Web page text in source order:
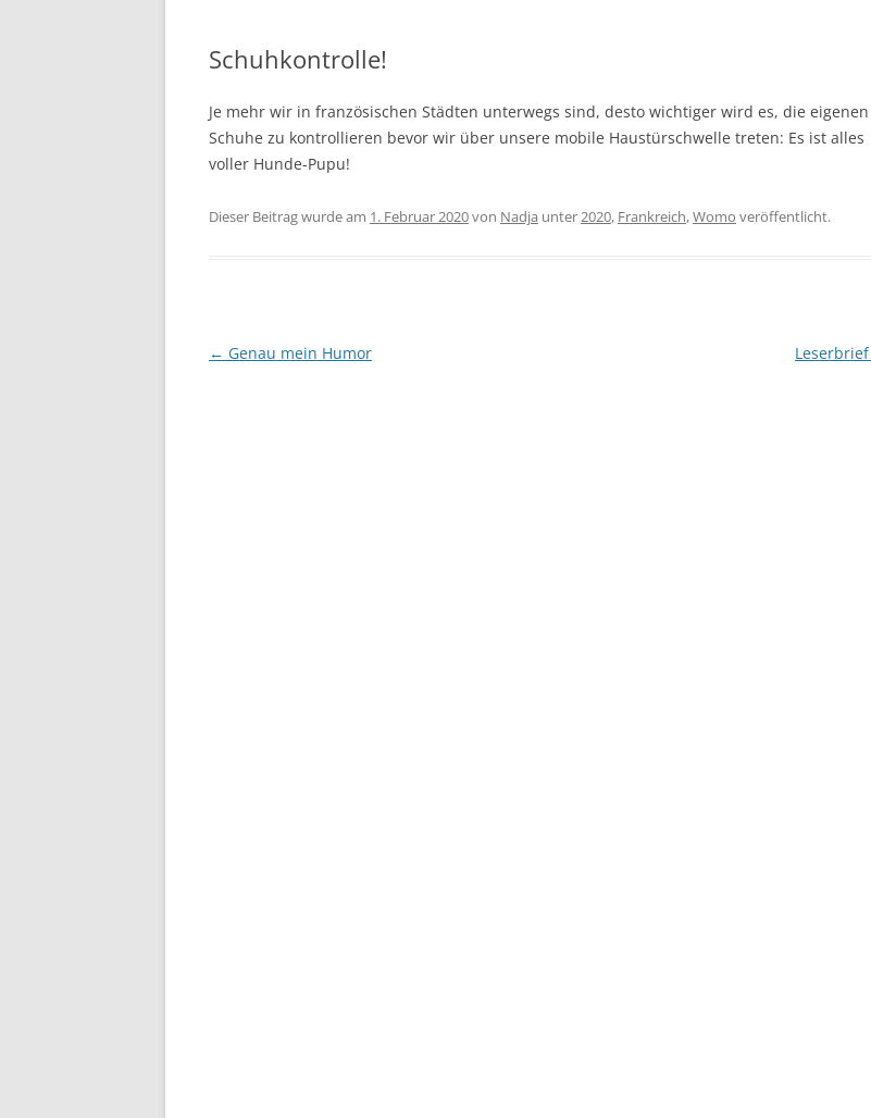
Schuhkontrolle!
Je mehr wir in französischen Städten unterwegs sind, desto wichtiger wird es, die eigenen
Schuhe zu kontrollieren bevor wir über unsere mobile Haustürschwelle treten: Es ist alles
voller Hunde-Pupu!
Dieser Beitrag wurde am 1. Februar 2020von Nadja unter2020, Frankreich,Womo veröffentlicht.
Beitragsnavigation
← Genau mein Humor Leserbrief